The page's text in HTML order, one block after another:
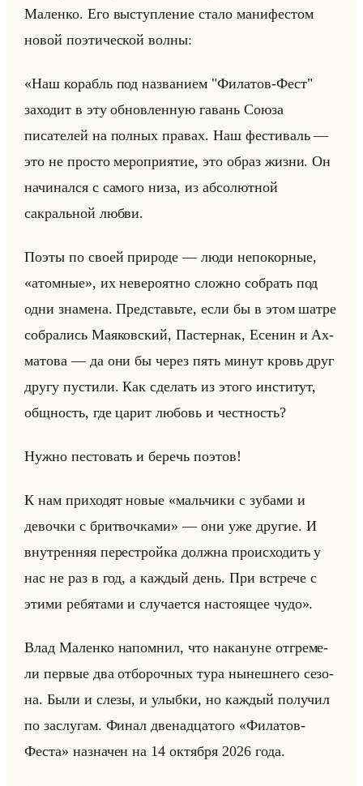
Ма­лен­ко. Его вы­ступ­ле­ние стало ма­ни­фе­стом
новой по­эти­че­ской волны:
«Наш корабль под названием "Филатов-Фест"
заходит в эту обновленную гавань Союза
писателей на полных правах. Наш фестиваль —
это не просто мероприятие, это образ жизни. Он
начинался с самого низа, из абсолютной
сакральной любви.
Поэты по своей природе — люди непокорные,
«атомные», их неве­ро­ят­но слож­но со­брать под
одни зна­ме­на. Пред­ставьте, если бы в этом шатре
со­бра­лись Ма­яков­ский, Па­стер­нак, Есе­нин и Ах­
ма­то­ва — да они бы через пять минут кровь друг
другу пу­сти­ли. Как сде­лать из этого ин­сти­тут,
общ­ность, где царит лю­бовь и чест­ность?
Нужно пе­сто­вать и бе­речь по­этов!
К нам при­хо­дят новые «мальчики с зубами и
девочки с бритвочками» — они уже дру­гие. И
внут­рен­няя пе­ре­стройка долж­на про­ис­хо­дить у
нас не раз в год, а каж­дый день. При встре­че с
этими ре­бя­та­ми и слу­ча­ет­ся на­сто­ящее чудо».
Влад Ма­лен­ко на­пом­нил, что на­ка­нуне от­гре­ме­
ли пер­вые два от­бо­роч­ных тура ны­неш­не­го се­зо­
на. Были и слезы, и улыб­ки, но каж­дый по­лу­чил
по за­слу­гам. Финал две­на­дца­то­го «Филатов-
Феста» на­зна­чен на 14 ок­тяб­ря 2026 года.